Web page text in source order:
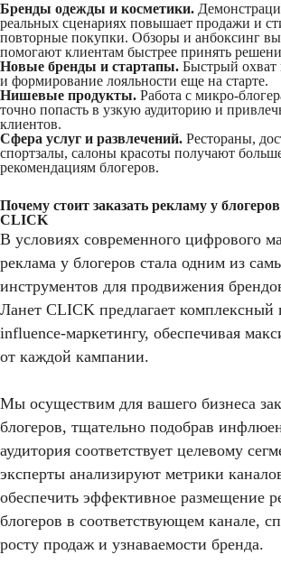
Бренды одежды и косметики.
реальных сценариях повышает продажи и
повторные покупки. Обзоры и анбоксинг
помогают клиентам быстрее принять
Новые бренды и стартапы. Быстрый охват
и формирование лояльности еще на старте.
Нишевые продукты. Работа с микро-
точно попасть в узкую аудиторию и
клиентов.
Сфера услуг и развлечений. Рестораны,
спортзалы, салоны красоты получают больше
рекомендациям блогеров.
Почему стоит заказать рекламу у
CLICK
В условиях современного цифрового
реклама у блогеров стала одним из
инструментов для продвижения
Ланет CLICK предлагает комплексный
influence-маркетингу, обеспечивая
от каждой кампании.​
Мы осуществим для вашего бизнеса
блогеров, тщательно подобрав
аудитория соответствует целевому
эксперты анализируют метрики
обеспечить эффективное размещение
блогеров в соответствующем канале,
росту продаж и узнаваемости бренда.​